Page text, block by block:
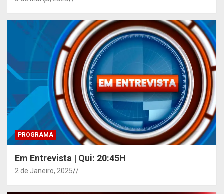
PROGRAMA
Em Entrevista | Qui: 20:45H
2 de Janeiro, 2025 /